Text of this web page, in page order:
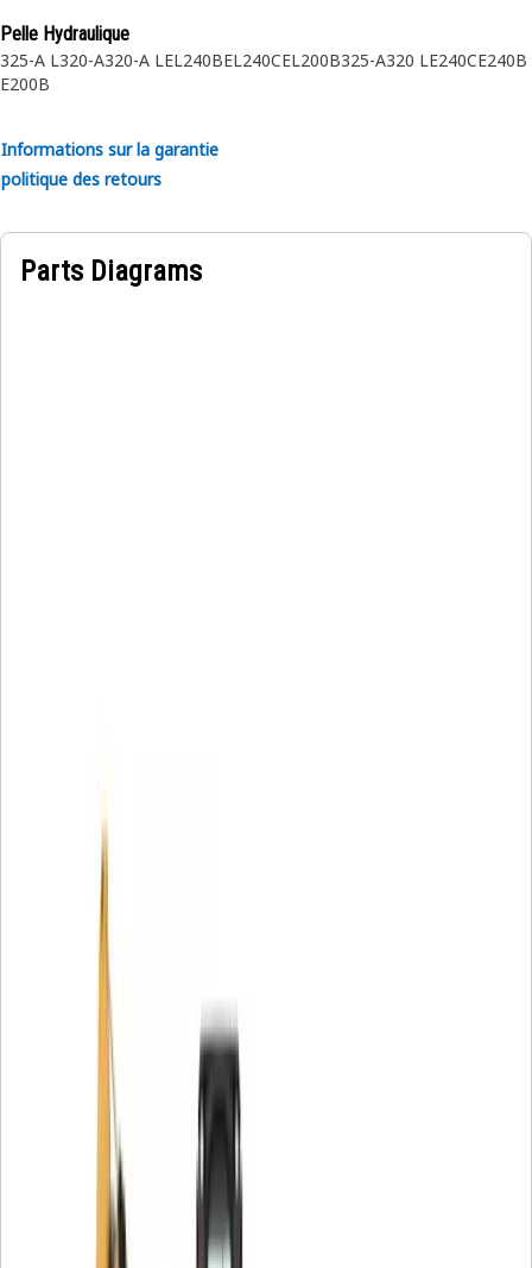
Pelle Hydraulique
325-A L320-A320-A LEL240BEL240CEL200B325-A320 LE240CE240B
E200B
Informations sur la garantie
politique des retours
Parts Diagrams